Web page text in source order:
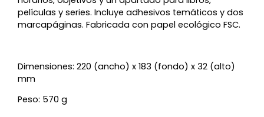
películas y series. Incluye adhesivos temáticos y dos
marcapáginas. Fabricada con papel ecológico FSC.
Dimensiones: 220 (ancho) x 183 (fondo) x 32 (alto)
mm
Peso: 570 g